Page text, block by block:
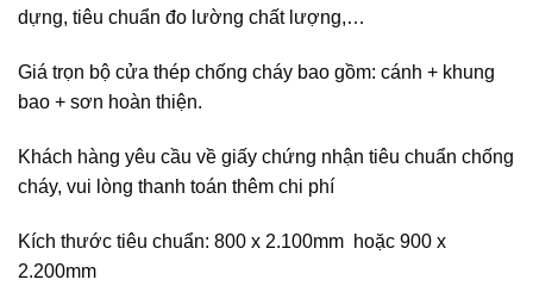
dựng, tiêu chuẩn đo lường chất lượng,…
Giá trọn bộ cửa thép chống cháy bao gồm: cánh + khung
bao + sơn hoàn thiện.
Khách hàng yêu cầu về giấy chứng nhận tiêu chuẩn chống
cháy, vui lòng thanh toán thêm chi phí
Kích thước tiêu chuẩn: 800 x 2.100mm hoặc 900 x
2.200mm